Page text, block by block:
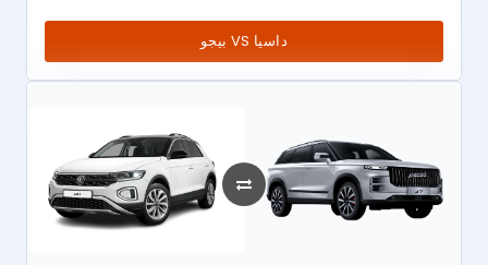
بيجو VS داسيا